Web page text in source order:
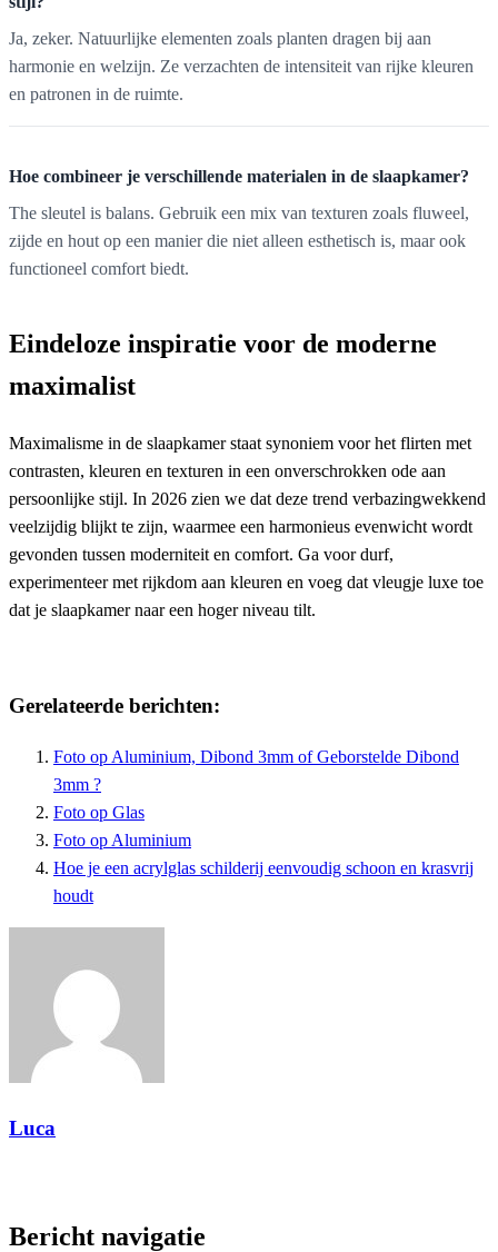
Ja, zeker. Natuurlijke elementen zoals planten dragen bij aan
harmonie en welzijn. Ze verzachten de intensiteit van rijke kleuren
en patronen in de ruimte.
Hoe combineer je verschillende materialen in de slaapkamer?
The sleutel is balans. Gebruik een mix van texturen zoals fluweel,
zijde en hout op een manier die niet alleen esthetisch is, maar ook
functioneel comfort biedt.
Eindeloze inspiratie voor de moderne
maximalist
Maximalisme in de slaapkamer staat synoniem voor het flirten met
contrasten, kleuren en texturen in een onverschrokken ode aan
persoonlijke stijl. In 2026 zien we dat deze trend verbazingwekkend
veelzijdig blijkt te zijn, waarmee een harmonieus evenwicht wordt
gevonden tussen moderniteit en comfort. Ga voor durf,
experimenteer met rijkdom aan kleuren en voeg dat vleugje luxe toe
dat je slaapkamer naar een hoger niveau tilt.
Gerelateerde berichten:
Foto op Aluminium, Dibond 3mm of Geborstelde Dibond
3mm ?
Foto op Glas
Foto op Aluminium
Hoe je een acrylglas schilderij eenvoudig schoon en krasvrij
houdt
Luca
Bericht navigatie